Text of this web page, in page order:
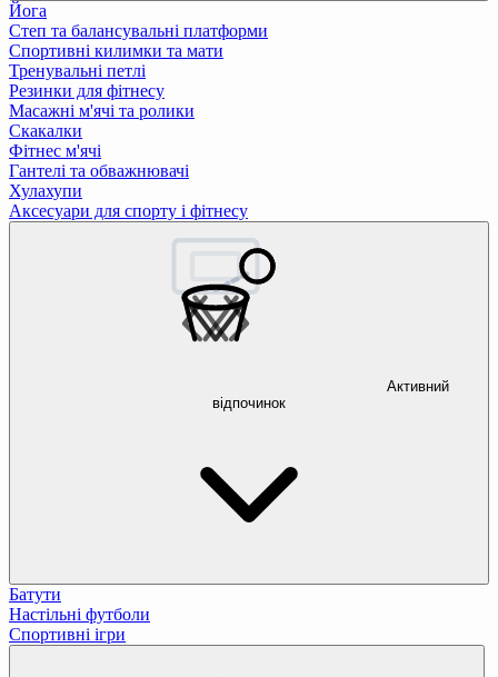
Йога
Степ та балансувальні платформи
Спортивні килимки та мати
Тренувальні петлі
Резинки для фітнесу
Масажні м'ячі та ролики
Скакалки
Фітнес м'ячі
Гантелі та обважнювачі
Хулахупи
Аксесуари для спорту і фітнесу
Активний
відпочинок
Батути
Настільні футболи
Спортивні ігри